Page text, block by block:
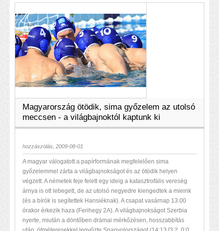
Magyarország ötödik, sima győzelem az utolsó
meccsen - a világbajnoktól kaptunk ki
hozzászólás, 2009-08-01
A magyar válogatott a papírformának megfelelően sima
győzelemmel zárta a világbajnokságot és az ötödik helyen
végzett. A németek feje felett egy ideig a katasztrofális vereség
árnya is ott lebegett, de az utolsó negyedre kiengedtek a mieink
(és a bírók is segítettek Hansiéknak). A csapat vasárnap 13.00
órakor érkezik haza (Ferihegy 2A). A világbajnokságot Szerbia
nyerte, miután a döntőben drámai mérkőzésen, hosszabbítás